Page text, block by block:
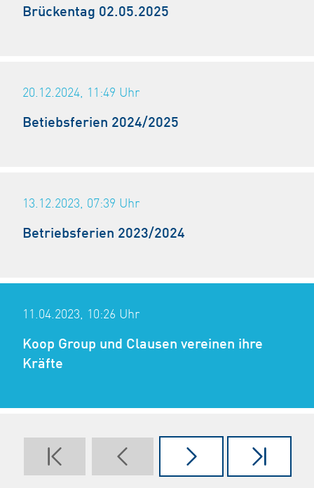
Brückentag 02.05.2025
20.12.2024, 11:49 Uhr
Betiebsferien 2024/2025
13.12.2023, 07:39 Uhr
Betriebsferien 2023/2024
11.04.2023, 10:26 Uhr
Koop Group und Clausen vereinen ihre
Kräfte